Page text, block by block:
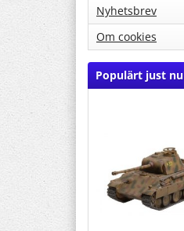
Nyhetsbrev
Om cookies
Populärt just nu